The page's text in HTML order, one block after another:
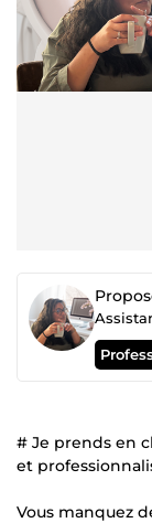
# Je prends en
et
Vous manquez